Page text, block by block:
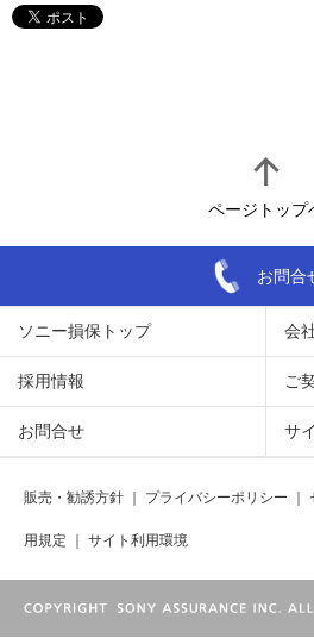
ページトップ
お問合
ソニー損保トップ 会
採用情報 ご
お問合せ サ
販売・勧誘方針 プライバシーポリシー
用規定 サイト利用環境